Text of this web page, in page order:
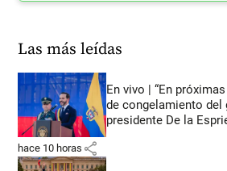
Las más leídas
En vivo | “En
de congelamiento del
presidente De la
hace 10 horas share